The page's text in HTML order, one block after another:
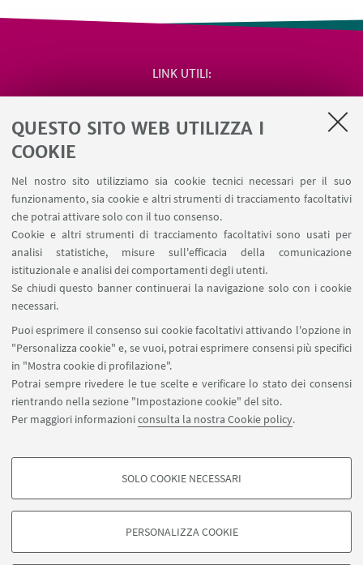
QUESTO SITO WEB UTILIZZA I
COOKIE
Nel nostro sito utilizziamo sia cookie tecnici necessari per il suo
funzionamento, sia cookie e altri strumenti di tracciamento facoltativi
che potrai attivare solo con il tuo consenso.
Cookie e altri strumenti di tracciamento facoltativi sono usati per
analisi statistiche, misure sull'efficacia della comunicazione
istituzionale e analisi dei comportamenti degli utenti.
Se chiudi questo banner continuerai la navigazione solo con i cookie
necessari.
Puoi esprimere il consenso sui cookie facoltativi attivando l'opzione in
"Personalizza cookie" e, se vuoi, potrai esprimere consensi più specifici
in "Mostra cookie di profilazione".
Potrai sempre rivedere le tue scelte e verificare lo stato dei consensi
rientrando nella sezione "Impostazione cookie" del sito.
Per maggiori informazioniconsulta la nostra Cookie policy.
COOKIE DI PROFILAZIONE - FACOLTATIVI
degli utenti, creare profili in base al loro comportamento sul sito, per analisi
di marketing.
SOLO COOKIE NECESSARI
PERSONALIZZA COOKIE
LINK UTILI
Salute e sicurezza
Missioni web
Ministero della Salute – EFSA Focal Point
SEGUI IL DIPARTIMENTO SU:
SEGUI UNIBO SU:
APP:
©Copyright 2026 - ALMA MATER STUDIORUM - Università di
Bologna - Via Zamboni, 33 - 40126 Bologna - PI: 01131710376 - CF:
80007010376